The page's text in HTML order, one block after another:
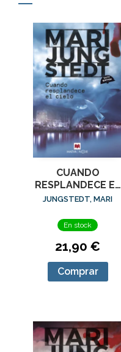
CUANDO
RESPLANDECE EL
CIELO (SERIE
JUNGSTEDT, MARI
En stock
21,90 €
Comprar